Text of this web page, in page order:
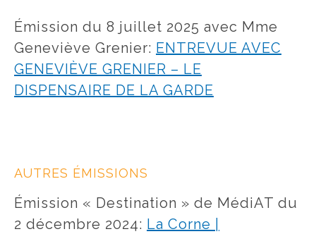
Émission du 8 juillet 2025 avec Mme
Geneviève Grenier: ENTREVUE AVEC
GENEVIÈVE GRENIER – LE
DISPENSAIRE DE LA GARDE
AUTRES ÉMISSIONS
Émission « Destination » de MédiAT du
2 décembre 2024: La Corne |